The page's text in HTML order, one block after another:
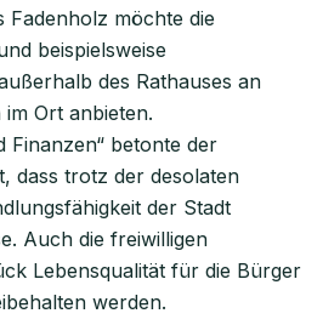
Fadenholz möchte die
beispielsweise
des Rathauses an
Ort anbieten.
Finanzen“ betonte der
dass trotz der desolaten
der Stadt
Auch die freiwilligen
Lebensqualität für die Bürger
werden.